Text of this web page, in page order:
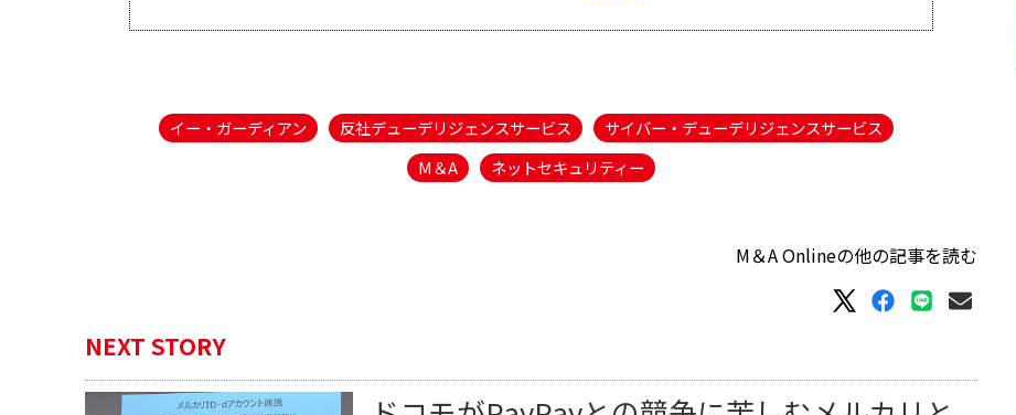
イー・ガーディアン 反社デューデリジェンスサービス
サイバー・デューデリジェンスサービス
M＆A
ネットセキュリティー
M＆A Onlineの他の記事を読む
NEXT STORY